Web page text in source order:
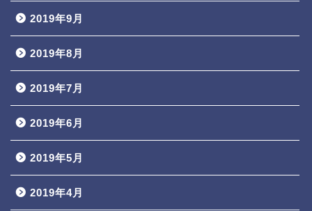
2019年9月
2019年8月
2019年7月
2019年6月
2019年5月
2019年4月